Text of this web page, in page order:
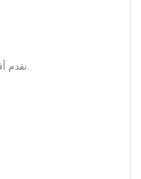
نقدم أفضل الأسعار حسب السوق المحلي.